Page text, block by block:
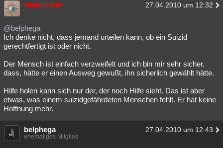
skeptikerin 27.04.2010 um 12:32
@belphega
Ich denke nicht, dass jemand urteilen kann, ob ein Suizid
gerechtfertigt ist oder nicht.
Der Mensch ist einfach verzweifelt und ich bin mir sehr sicher,
dass, hätte er einen Ausweg gewußt, ihn sicherlich gewählt hätte.
Hilfe holen kann sich nur der, der noch Hilfe sieht. Das ist aber
etwas, was einem suizidgefährdeten Menschen fehlt. Er hat keine
Hoffnung mehr.
belphega 27.04.2010 um 12:43
ehemaliges Mitglied